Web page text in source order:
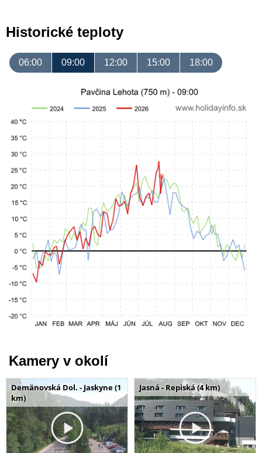
Historické teploty
06:00 09:00 12:00 15:00 18:00
Kamery v okolí
Demänovská Dol. - Jaskyne (1
km)
Jasná - Repiská (4 km)